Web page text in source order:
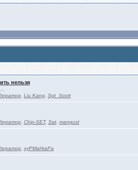
нельзя
, Liu Kang, Sgt_Scott
, Chip-SET, Sat, mangust
, xyPMaHraPa